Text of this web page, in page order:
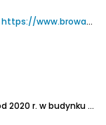
https://www.browar.biz/forum/piwo/pi...salm-br%C3%A4u
Znany szwedzki kontraktowiec warzy od 2020 r. w budynku dawnego kościoła w Sundbyberg na obrzeżach Sztokholmu.